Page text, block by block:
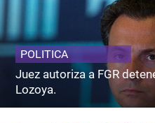
POLITICA
Juez autoriza a FGR
Lozoya.